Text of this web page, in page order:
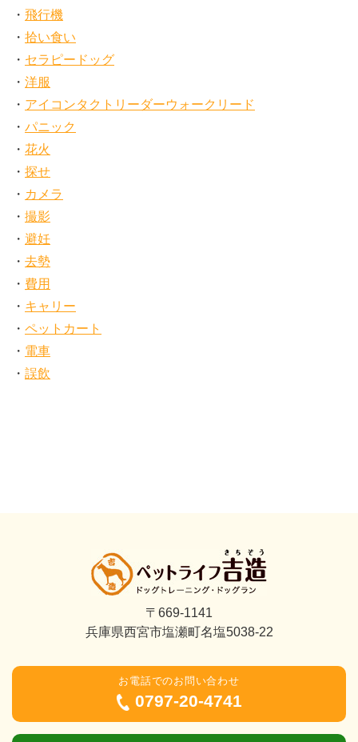
飛行機
拾い食い
セラピードッグ
洋服
アイコンタクトリーダーウォークリード
パニック
花火
探せ
カメラ
撮影
避妊
去勢
費用
キャリー
ペットカート
電車
誤飲
〒669-1141
兵庫県西宮市塩瀬町名塩5038-22
お電話でのお問い合わせ
0797-20-4741